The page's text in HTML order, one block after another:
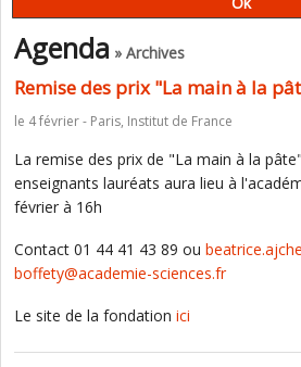
Agenda » Archives
Remise des prix "La main à la
le 4 février - Paris, Institut de France
La remise des prix de "La main à la
enseignants lauréats aura lieu à
février à 16h
Contact 01 44 41 43 89 ou
boffety@academie-sciences.fr
Le site de la fondation ici